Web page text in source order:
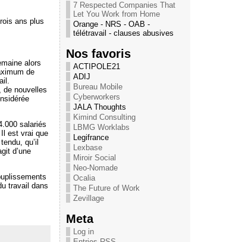
ans plus
alors
de
de nouvelles
salariés
est vrai que
qu’il
d’une
travail dans
7 Respected Companies That
Let You Work from Home
Orange - NRS - OAB -
télétravail - clauses abusives
Nos favoris
ACTIPOLE21
ADIJ
Bureau Mobile
Cyberworkers
JALA Thoughts
Kimind Consulting
LBMG Worklabs
Legifrance
Lexbase
Miroir Social
Neo-Nomade
Ocalia
The Future of Work
Zevillage
Meta
Log in